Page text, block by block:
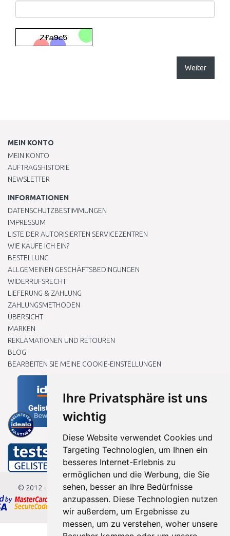
Ihre Privatsphäre ist uns
wichtig
Diese Website verwendet Cookies und
Targeting Technologien, um Ihnen ein
besseres Internet-Erlebnis zu
ermöglichen und die Werbung, die Sie
sehen, besser an Ihre Bedürfnisse
anzupassen. Diese Technologien nutzen
wir außerdem, um Ergebnisse zu
messen, um zu verstehen, woher unsere
Weiter
MEIN KONTO
MEIN KONTO
AUFTRAGSHISTORIE
NEWSLETTER
INFORMATIONEN
DATENSCHUTZBESTIMMUNGEN
IMPRESSUM
LISTE DER AUTORISIERTEN SERVICEZENTREN
WIE KAUFE ICH EIN?
BESTELLUNG
ALLGEMEINEN GESCHÄFTSBEDINGUNGEN
WIDERRUFSRECHT
LIEFERUNG & ZAHLUNG
ZAHLUNGSMETHODEN
ÜBERSICHT
MARKEN
REKLAMATIONEN UND RETOUREN
BLOG
BEARBEITEN SIE MEINE COOKIE-EINSTELLUNGEN
© 2012 - 2026Baumarkteu.de